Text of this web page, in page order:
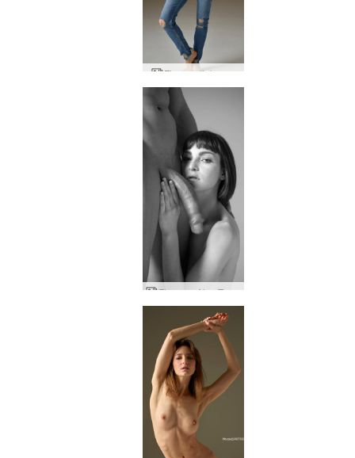
Flora gallabuxur
Flora og Alex Tom frá Finnlandi heiðra hluta annan